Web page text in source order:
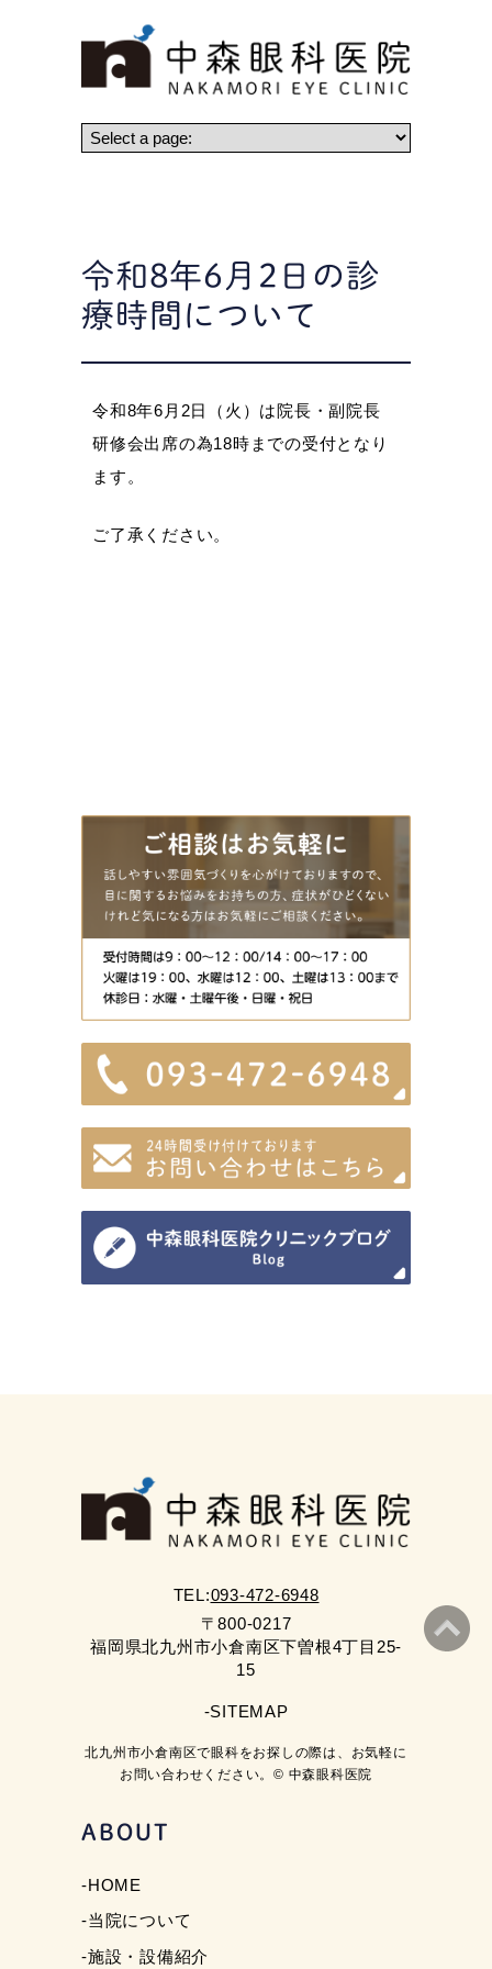
令和8年6月2日の診
療時間について
令和8年6月2日（火）は院長・副院長
研修会出席の為18時までの受付となり
ます。
ご了承ください。
TEL:093-472-6948
〒800-0217
福岡県北九州市小倉南区下曽根4丁目25-
15
-SITEMAP
北九州市小倉南区で眼科をお探しの際は、お気軽に
お問い合わせください。© 中森眼科医院
ABOUT
-HOME
-当院について
-施設・設備紹介